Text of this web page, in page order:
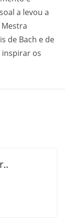
a levou a
de Bach e de
os